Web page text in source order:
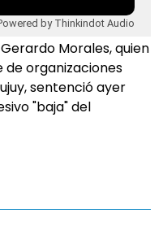
by Thinkindot Audio
Morales, quien
organizaciones
sentenció ayer
"baja" del